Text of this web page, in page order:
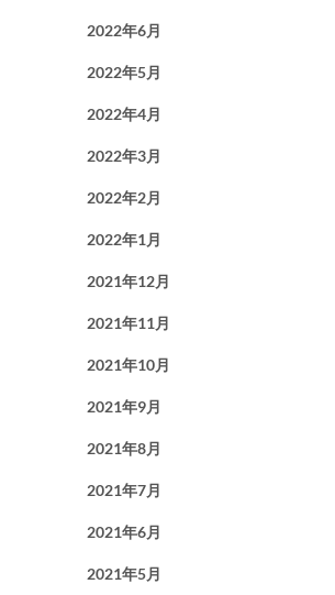
2022年6月
2022年5月
2022年4月
2022年3月
2022年2月
2022年1月
2021年12月
2021年11月
2021年10月
2021年9月
2021年8月
2021年7月
2021年6月
2021年5月